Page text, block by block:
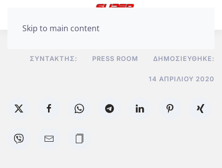
Skip to main content
ΣΥΝΤΆΚΤΗΣ: PRESS ROOM ΔΗΜΟΣΙΕΎΘΗΚΕ:
14 ΑΠΡΙΛΊΟΥ 2020